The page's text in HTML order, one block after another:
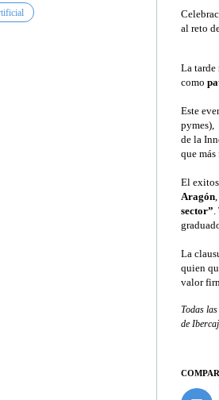
Directivos y Responsables de
al reto
La tarde
como
Este
pymes),
de la
que
El
Aragón,
sector”
La
quien
valor
Todas
de